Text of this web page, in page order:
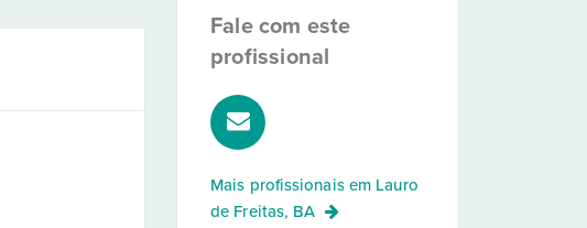
Fale com este
profissional
Mais profissionais em Lauro
de Freitas, BA